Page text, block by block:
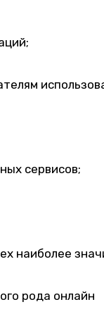
сервисов;
наиболее
рода онлайн